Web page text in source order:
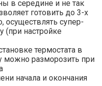
в середине и не так
готовить до 3-х
супер-
(при настройке
термостата в
можно разморозить при
начала и окончания